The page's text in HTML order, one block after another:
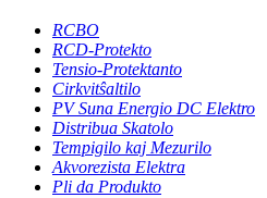
RCBO
RCD-Protekto
Tensio-Protektanto
Cirkvitŝaltilo
PV Suna Energio DC Elektro
Distribua Skatolo
Tempigilo kaj Mezurilo
Akvorezista Elektra
Pli da Produkto